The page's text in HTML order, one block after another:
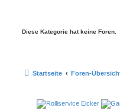
Diese Kategorie hat keine Foren.
Startseite Foren-